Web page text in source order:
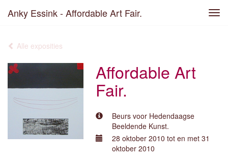
Anky Essink - Affordable Art Fair.
Alle exposities
Affordable Art
Fair.
Beurs voor Hedendaagse
Beeldende Kunst.
28 oktober 2010 tot en met 31
oktober 2010